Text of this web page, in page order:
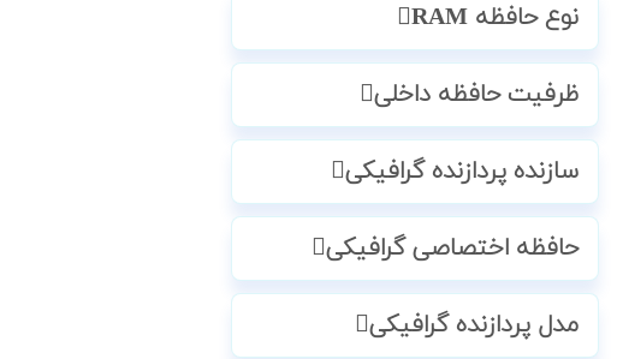
نوع حافظه RAM
ظرفیت حافظه داخلی
سازنده پردازنده گرافیکی
حافظه اختصاصی گرافیکی
مدل پردازنده گرافیکی